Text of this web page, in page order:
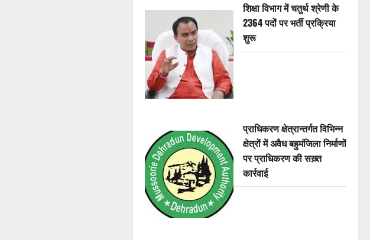
शिक्षा विभाग में चतुर्थ श्रेणी के
2364 पदों पर भर्ती प्रक्रिया
शुरू
प्राधिकरण क्षेत्रान्तर्गत विभिन्न
क्षेत्रों में अवैध बहुमंजिला निर्माणों
पर प्राधिकरण की सख़्त
कार्रवाई